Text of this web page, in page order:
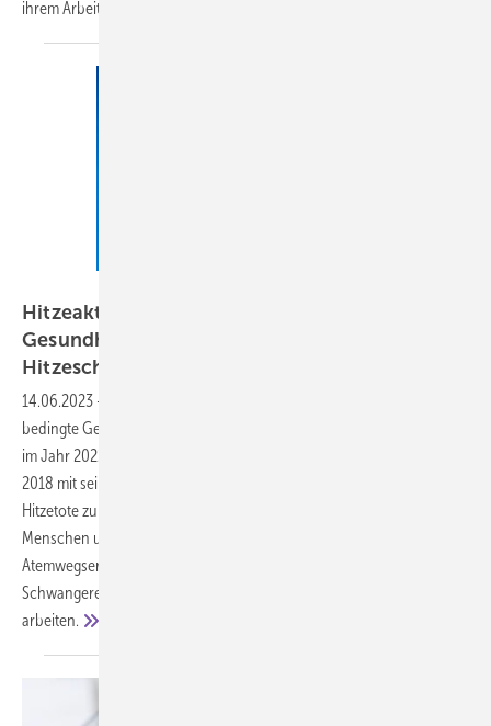
ihrem Arbeitsplatz und auf ihrem Weg zur
Hitzeaktionstag 2023 -
Gesundheitsorganisationen fordern:
Hitzeschutz bundesweit gesetzlich
14.06.2023 -
bedingte Gesundheitsrisiko für die Menschen in Deutschland. Allein
im Jahr 2022 kam es zu 4.500 hitzebedingten Todesfällen. Im Jahr
2018 mit seinem besonders heißen Sommer waren sogar 8.700
Hitzetote zu beklagen. Besonders hitzegefährdet sind ältere
Menschen und solche mit Herz-Kreislauf- und
Atemwegserkrankungen, aber auch Säuglinge, Kinder und
Schwangere, obdachlose Menschen und solche, die im Freien
arbeiten.